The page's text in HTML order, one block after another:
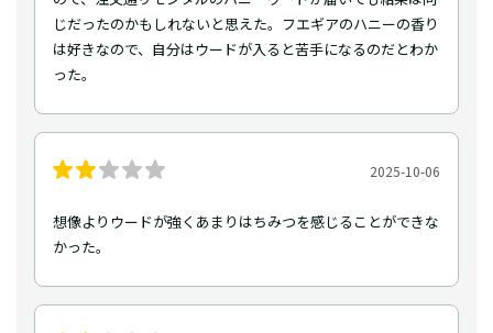
じだったのかもしれないと思えた。フエギアのハニーの香り
は好きなので、自分はウードが入ると苦手になるのだとわか
った。
2025-10-06
想像よりウードが強くあまりはちみつを感じることができな
かった。